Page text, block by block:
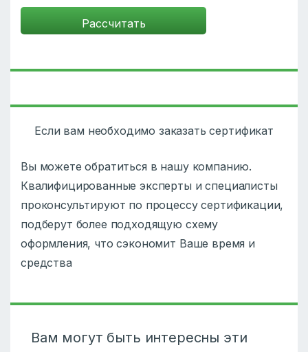
Если вам необходимо заказать сертификат
Вы можете обратиться в нашу компанию.
Квалифицированные эксперты и специалисты
проконсультируют по процессу сертификации,
подберут более подходящую схему
оформления, что сэкономит Ваше время и
средства
Вам могут быть интересны эти